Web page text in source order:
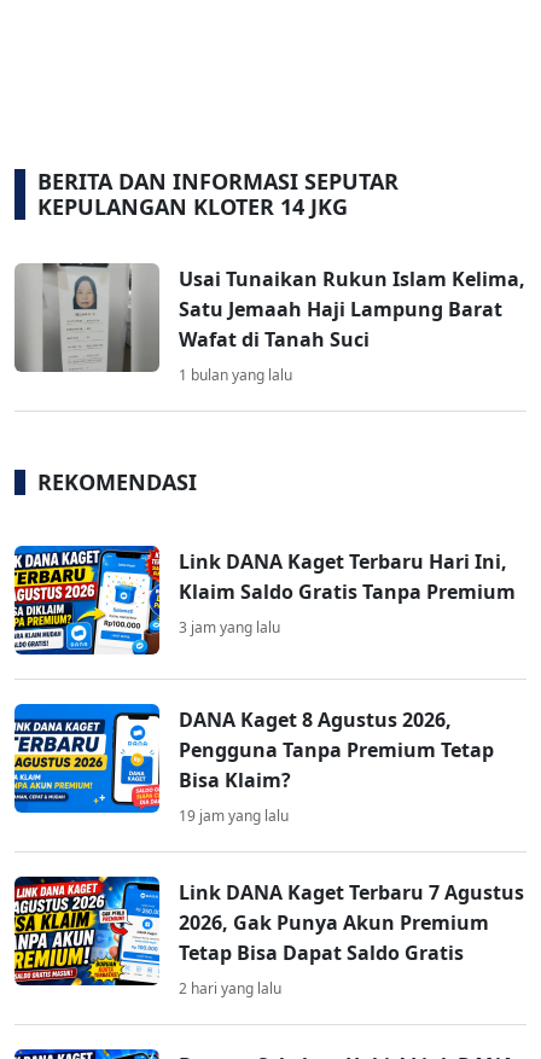
BERITA DAN INFORMASI SEPUTAR
KEPULANGAN KLOTER 14 JKG
Usai Tunaikan Rukun Islam Kelima,
Satu Jemaah Haji Lampung Barat
Wafat di Tanah Suci
1 bulan yang lalu
REKOMENDASI
Link DANA Kaget Terbaru Hari Ini,
Klaim Saldo Gratis Tanpa Premium
3 jam yang lalu
DANA Kaget 8 Agustus 2026,
Pengguna Tanpa Premium Tetap
Bisa Klaim?
19 jam yang lalu
Link DANA Kaget Terbaru 7 Agustus
2026, Gak Punya Akun Premium
Tetap Bisa Dapat Saldo Gratis
2 hari yang lalu